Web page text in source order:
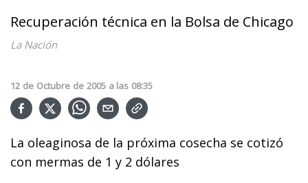
Recuperación técnica en la Bolsa de Chicago
La Nación
12 de Octubre de 2005 a las 08:35
La oleaginosa de la próxima cosecha se cotizó
con mermas de 1 y 2 dólares